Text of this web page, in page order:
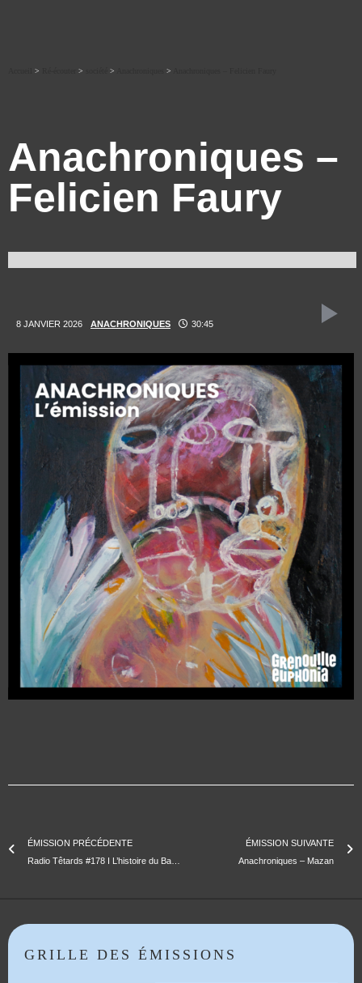
> > > >
Anachroniques –
Felicien Faury
8 JANVIER 2026 ANACHRONIQUES 30:45
ÉMISSION PRÉCÉDENTE
ÉMISSION SUIVANTE
Anachroniques – Mazan
GRILLE DES ÉMISSIONS